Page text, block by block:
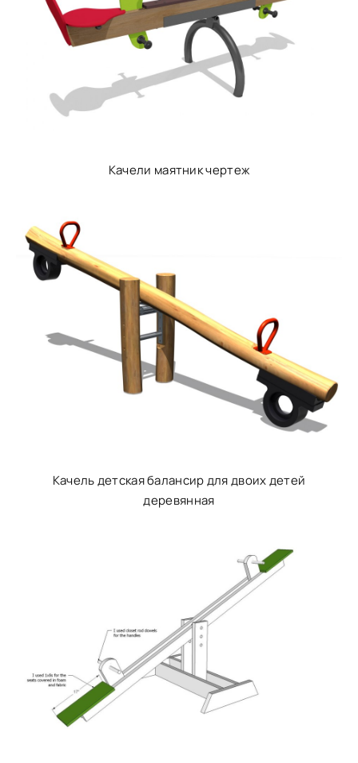
Качели маятник чертеж
Качель детская балансир для двоих детей
деревянная